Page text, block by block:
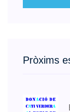
Pròxims